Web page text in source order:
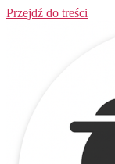
Przejdź do treści